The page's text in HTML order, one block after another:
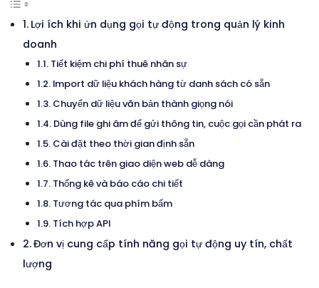
Lợi ích khi ứn dụng gọi tự động trong quản lý kinh
doanh
Tiết kiệm chi phí thuê nhân sự
Import dữ liệu khách hàng từ danh sách có sẵn
Chuyển dữ liệu văn bản thành giọng nói
Dùng file ghi âm để gửi thông tin, cuộc gọi cần phát ra
Cài đặt theo thời gian định sẵn
Thao tác trên giao diện web dễ dàng
Thống kê và báo cáo chi tiết
Tương tác qua phím bấm
Tích hợp API
Đơn vị cung cấp tính năng gọi tự động uy tín, chất
lượng